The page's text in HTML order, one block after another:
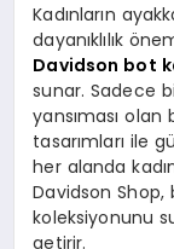
Kadınların
dayanıklılık
Davidson bot
sunar. Sadece
yansıması
tasarımları ile
her alanda
Davidson
koleksiyonunu
getirir.